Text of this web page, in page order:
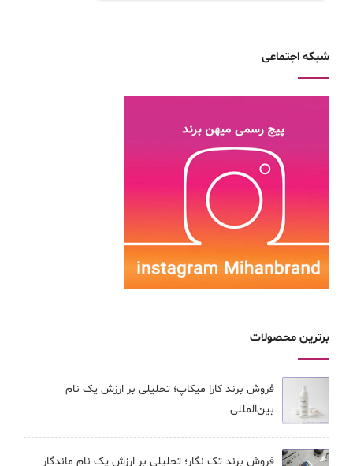
شبکه اجتماعی
برترین محصولات
فروش برند کارا ميكاپ؛ تحلیلی بر ارزش یک نام
بین‌المللی
فروش برند تک نگار؛ تحلیلی بر ارزش یک نام ماندگار